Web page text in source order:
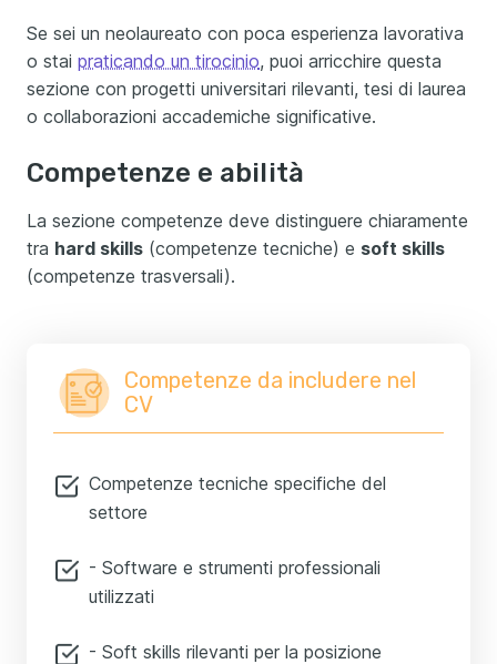
Se sei un neolaureato con poca esperienza lavorativa
o stai praticando un tirocinio, puoi arricchire questa
sezione con progetti universitari rilevanti, tesi di laurea
o collaborazioni accademiche significative.
Competenze e abilità
La sezione competenze deve distinguere chiaramente
tra hard skills (competenze tecniche) e soft skills
(competenze trasversali).
Competenze da includere nel
CV
Competenze tecniche specifiche del
settore
- Software e strumenti professionali
utilizzati
- Soft skills rilevanti per la posizione